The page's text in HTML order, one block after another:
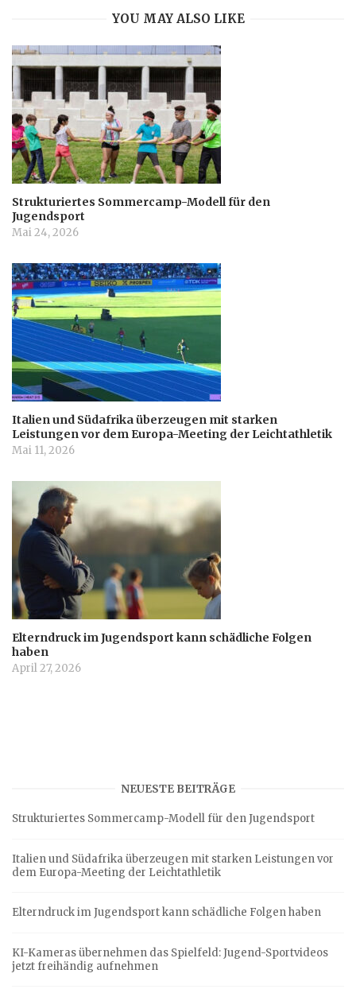
YOU MAY ALSO LIKE
Strukturiertes Sommercamp-Modell für den
Jugendsport
Mai 24, 2026
Italien und Südafrika überzeugen mit starken
Leistungen vor dem Europa-Meeting der Leichtathletik
Mai 11, 2026
Elterndruck im Jugendsport kann schädliche Folgen
haben
April 27, 2026
NEUESTE BEITRÄGE
Strukturiertes Sommercamp-Modell für den Jugendsport
Italien und Südafrika überzeugen mit starken Leistungen vor
dem Europa-Meeting der Leichtathletik
Elterndruck im Jugendsport kann schädliche Folgen haben
KI-Kameras übernehmen das Spielfeld: Jugend-Sportvideos
jetzt freihändig aufnehmen